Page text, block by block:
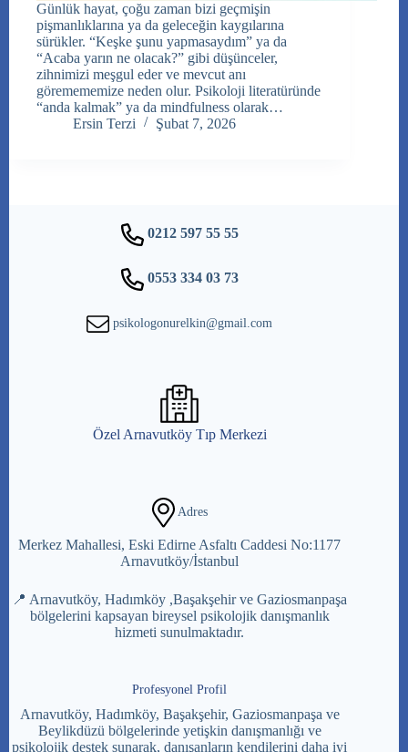
Günlük hayat, çoğu zaman bizi geçmişin
pişmanlıklarına ya da geleceğin kaygılarına
sürükler. “Keşke şunu yapmasaydım” ya da
“Acaba yarın ne olacak?” gibi düşünceler,
zihnimizi meşgul eder ve mevcut anı
göremememize neden olur. Psikoloji literatüründe
“anda kalmak” ya da mindfulness olarak…
Ersin Terzi
Şubat 7, 2026
0212 597 55 55
0553 334 03 73
psikologonurelkin@gmail.com
Özel Arnavutköy Tıp Merkezi
Adres
Merkez Mahallesi, Eski Edirne Asfaltı Caddesi No:1177
Arnavutköy/İstanbul
📍 Arnavutköy, Hadımköy ,Başakşehir ve Gaziosmanpaşa
bölgelerini kapsayan bireysel psikolojik danışmanlık
hizmeti sunulmaktadır.
Profesyonel Profil
Arnavutköy, Hadımköy, Başakşehir, Gaziosmanpaşa ve
Beylikdüzü bölgelerinde yetişkin danışmanlığı ve
psikolojik destek sunarak, danışanların kendilerini daha iyi